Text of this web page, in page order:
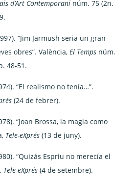
d’Art Contemporani núm. 75 (2n.
“Jim Jarmush seria un gran
obres”. València,El Temps núm.
48-51.
“El realismo no tenía…”.
(24 de febrer).
“Joan Brossa, la magia como
Tele-eXprés (13 de juny).
“Quizás Espriu no merecía el
Tele-eXprés(4 de setembre).